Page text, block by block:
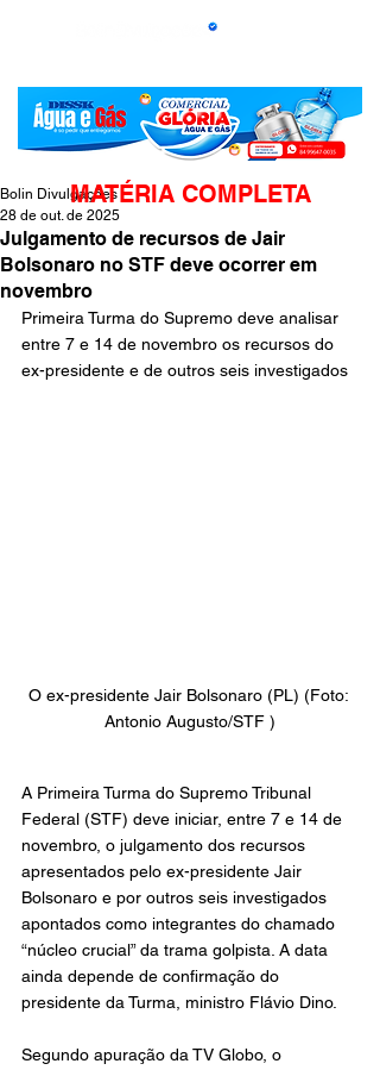
Julgamento de recursos de Jair
Bolsonaro no STF deve ocorrer em
novembro
Bolin Divulgações
28 de out. de 2025
Primeira Turma do Supremo deve analisar
entre 7 e 14 de novembro os recursos do
ex-presidente e de outros seis investigados
O ex-presidente Jair Bolsonaro (PL) (Foto:
Antonio Augusto/STF )
A Primeira Turma do Supremo Tribunal
Federal (STF) deve iniciar, entre 7 e 14 de
novembro, o julgamento dos recursos
apresentados pelo ex-presidente Jair
Bolsonaro e por outros seis investigados
apontados como integrantes do chamado
“núcleo crucial” da trama golpista. A data
ainda depende de confirmação do
presidente da Turma, ministro Flávio Dino.
Segundo apuração da TV Globo, o
MATÉRIA COMPLETA